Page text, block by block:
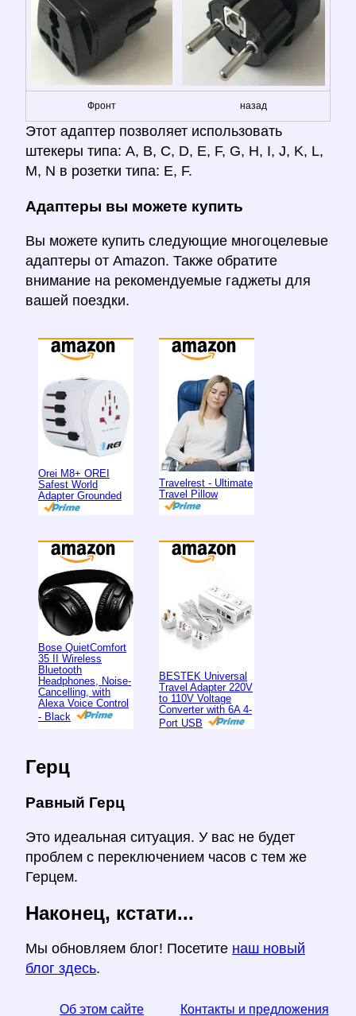
Фронт назад
Этот адаптер позволяет использовать
штекеры типа: A, B, C, D, E, F, G, H, I, J, K, L,
M, N в розетки типа: E, F.
Адаптеры вы можете купить
Вы можете купить следующие многоцелевые
адаптеры от Amazon. Также обратите
внимание на рекомендуемые гаджеты для
вашей поездки.
Orei M8+ OREI
Safest World
Adapter Grounded
Travelrest - Ultimate
Travel Pillow
Bose QuietComfort
35 II Wireless
Bluetooth
Headphones, Noise-
Cancelling, with
Alexa Voice Control
- Black
BESTEK Universal
Travel Adapter 220V
to 110V Voltage
Converter with 6A 4-
Port USB
Герц
Равный Герц
Это идеальная ситуация. У вас не будет
проблем с переключением часов с тем же
Герцем.
Наконец, кстати...
Мы обновляем блог! Посетите наш новый
блог здесь.
Об этом сайте Контакты и предложения